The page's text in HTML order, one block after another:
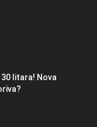
litara! Nova